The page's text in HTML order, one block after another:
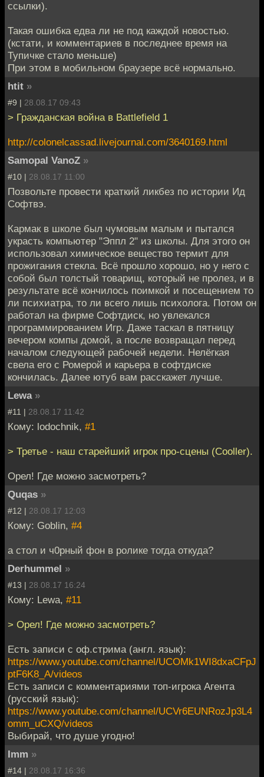
ссылки).
Такая ошибка едва ли не под каждой новостью.
(кстати, и комментариев в последнее время на
Тупичке стало меньше)
При этом в мобильном браузере всё нормально.
htit »
#9 | 28.08.17 09:43
> Гражданская война в Battlefield 1
http://colonelcassad.livejournal.com/3640169.html
Samopal VanoZ »
#10 | 28.08.17 11:00
Позвольте провести краткий ликбез по истории Ид
Софтвэ.
Кармак в школе был чумовым малым и пытался
украсть компьютер "Эппл 2" из школы. Для этого он
использовал химическое вещество термит для
прожигания стекла. Всё прошло хорошо, но у него с
собой был толстый товарищ, который не пролез, и в
результате всё кончилось поимкой и посещением то
ли психиатра, то ли всего лишь психолога. Потом он
работал на фирме Софтдиск, но увлекался
программированием Игр. Даже таскал в пятницу
вечером компы домой, а после возвращал перед
началом следующей рабочей недели. Нелёгкая
свела его с Ромерой и карьера в софтдиске
кончилась. Далее ютуб вам расскажет лучше.
Lewa »
#11 | 28.08.17 11:42
Кому: lodochnik, #1
> Третье - наш старейший игрок про-сцены (Cooller).
Орел! Где можно засмотреть?
Quqas »
#12 | 28.08.17 12:03
Кому: Goblin, #4
а стол и ч0рный фон в ролике тогда откуда?
Derhummel »
#13 | 28.08.17 16:24
Кому: Lewa, #11
> Орел! Где можно засмотреть?
Есть записи с оф.стрима (англ. язык):
https://www.youtube.com/channel/UCOMk1WI8dxaCFpJ
ptF6K8_A/videos
Есть записи с комментариями топ-игрока Агента
(русский язык):
https://www.youtube.com/channel/UCVr6EUNRozJp3L4
omm_uCXQ/videos
Выбирай, что душе угодно!
Imm »
#14 | 28.08.17 16:36